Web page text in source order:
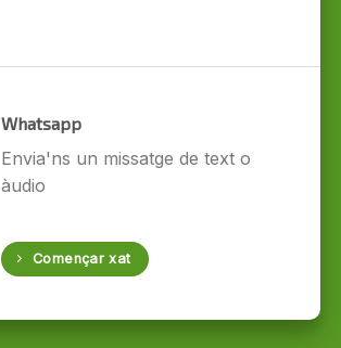
Whatsapp
Envia'ns un missatge de text o
àudio
Començar xat